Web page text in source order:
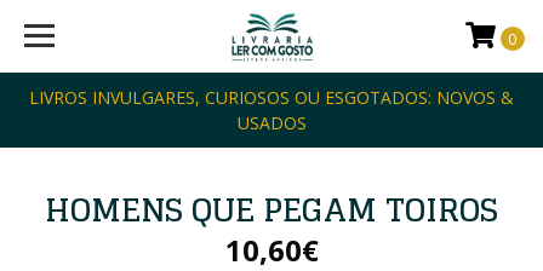
LIVROS INVULGARES, CURIOSOS OU ESGOTADOS: NOVOS &
USADOS
0
HOMENS QUE PEGAM TOIROS
10,60€